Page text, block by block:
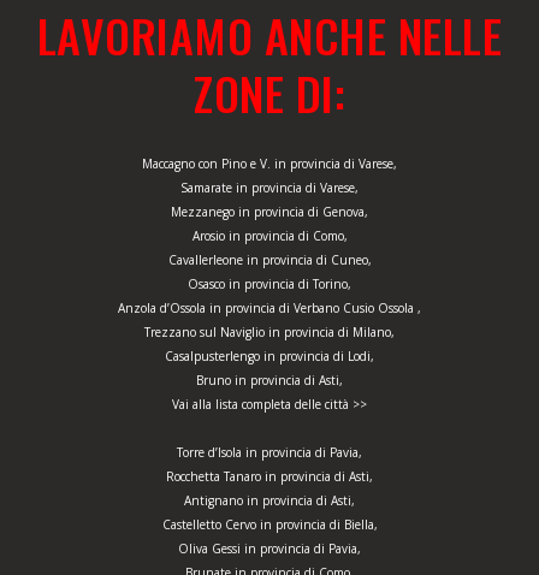
LAVORIAMO ANCHE NELLE
ZONE DI:
Maccagno con Pino e V. in provincia di Varese,
Samarate in provincia di Varese,
Mezzanego in provincia di Genova,
Arosio in provincia di Como,
Cavallerleone in provincia di Cuneo,
Osasco in provincia di Torino,
Anzola d’Ossola in provincia di Verbano Cusio Ossola ,
Trezzano sul Naviglio in provincia di Milano,
Casalpusterlengo in provincia di Lodi,
Bruno in provincia di Asti,
Vai alla lista completa delle città >>
Torre d’Isola in provincia di Pavia,
Rocchetta Tanaro in provincia di Asti,
Antignano in provincia di Asti,
Castelletto Cervo in provincia di Biella,
Oliva Gessi in provincia di Pavia,